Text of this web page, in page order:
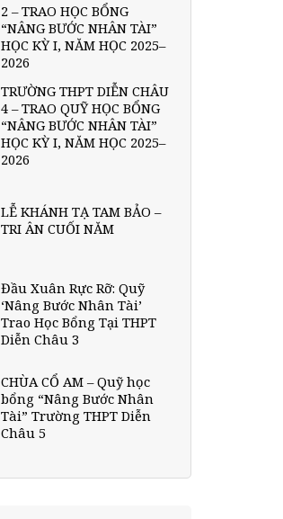
2 – TRAO HỌC BỔNG
“NÂNG BƯỚC NHÂN TÀI”
HỌC KỲ I, NĂM HỌC 2025–
2026
TRƯỜNG THPT DIỄN CHÂU
4 – TRAO QUỸ HỌC BỔNG
“NÂNG BƯỚC NHÂN TÀI”
HỌC KỲ I, NĂM HỌC 2025–
2026
LỄ KHÁNH TẠ TAM BẢO –
TRI ÂN CUỐI NĂM
Đầu Xuân Rực Rỡ: Quỹ
‘Nâng Bước Nhân Tài’
Trao Học Bổng Tại THPT
Diễn Châu 3
CHÙA CỔ AM – Quỹ học
bổng “Nâng Bước Nhân
Tài” Trường THPT Diễn
Châu 5